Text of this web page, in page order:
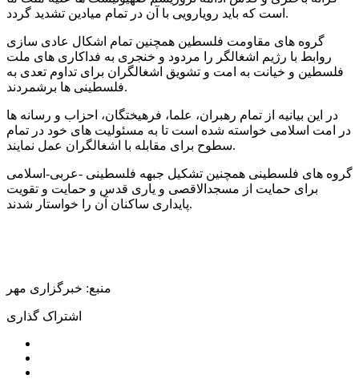
است که باید رویارویی با آن در تمام میادین تشدید گردد.
گروه های مقاومت فلسطین همچنین تمام اشکال عادی سازی
روابط با رژیم اشغالگر را مردود و خنجری به فداکاری های ملت
فلسطین و خیانت به امت و تشویق اشغالگران برای تداوم تعدی به
فلسطینی ها برشمردند.
در این بیانیه از تمام رهبران، علما، فرهیختگان، احزاب و رسانه ها
در امت اسلامی خواسته شده است تا به مسئولیت های خود در تمام
سطوح برای مقابله با اشغالگران عمل نمایند.
گروه های فلسطینی همچنین تشکیل جبهه فلسطینی -عربی-اسلامی
برای حمایت از مسجدالاقصی و یاری قدس و حمایت و تقویت
پایداری ساکنان آن را خواستار شدند.
منبع: خبرگزاری مهر
اشتراک گذاری